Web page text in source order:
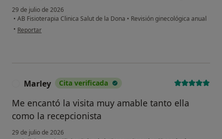
29 de julio de 2026
• AB Fisioterapia Clinica Salut de la Dona • Revisión ginecológica anual
• en opinión del usuario Montserrat N
Reportar
Marley Cita verificada
Me encantó la visita muy amable tanto ella
como la recepcionista
29 de julio de 2026